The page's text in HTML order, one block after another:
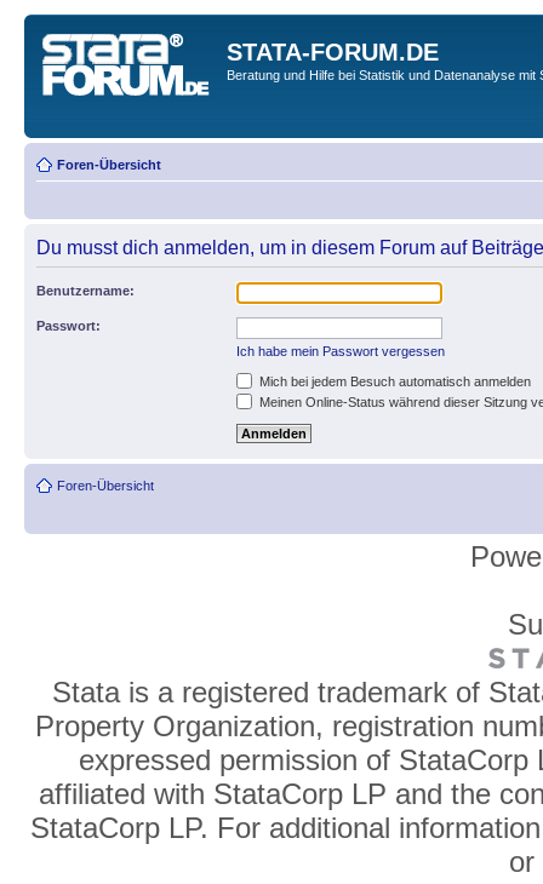
STATA-FORUM.DE
Beratung und Hilfe bei Statistik und Datenanalyse mit
Foren-Übersicht
Du musst dich anmelden, um in diesem Forum auf
Benutzername:
Passwort:
Ich habe mein Passwort vergessen
Mich bei jedem Besuch automatisch anmelden
Meinen Online-Status während dieser Sitzung
Foren-Übersicht
Stata is a registered trademark of
Property Organization, registration
expressed permission of
affiliated with StataCorp LP and the
StataCorp LP. For additional
or